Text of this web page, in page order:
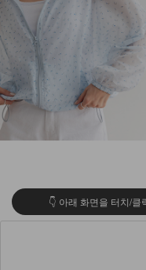
👇 아래 화면을 터치/